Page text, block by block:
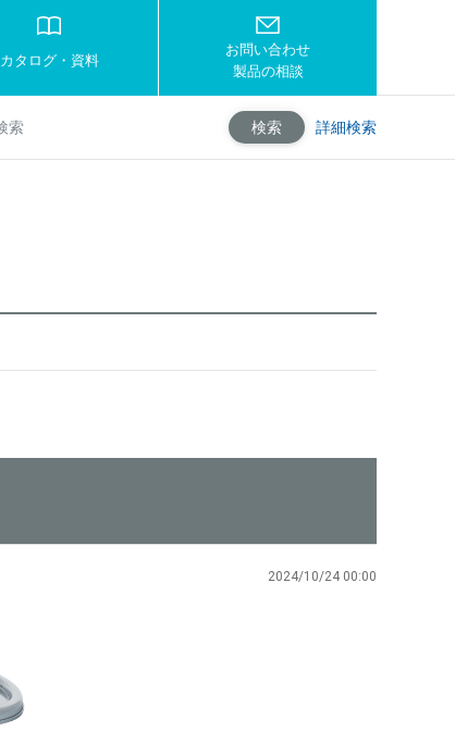
カタログ・資料
お問い合わせ
製品の相談
検索 詳細検索
2024/10/24 00:00